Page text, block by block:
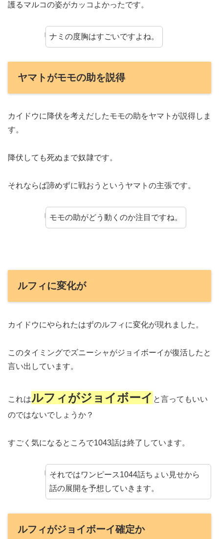
護るマルコの姿がカッコよかったです。
ナミの度胸はすごいですよね。
ヤマトがモモの助を説得
カイドウに降伏を考えだしたモモの助をヤマトが説得しま
す。
降伏しても死ぬまで奴隷です。
それならば諦めずに戦おうというヤマトの主張です。
モモの助がどう動くのか注目ですね。
ルフィに変化が
カイドウにやられたはずのルフィに変化が現れました。
このタイミングでズニーシャがジョイボーイが復活したと
言い出しています。
これはルフィがジョイボーイ と言ってもいい
のではないでしょうか？
すごく気になるところで1043話は終了しています。
それではワンピース1044話ちょい見せから
話の展開を予想していきます。
ルフィがジョイボーイ確定か